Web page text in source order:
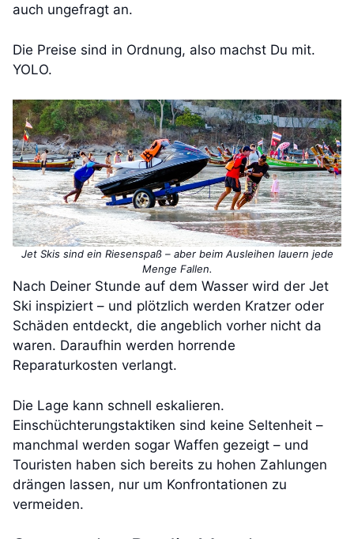
auch ungefragt an.
Die Preise sind in Ordnung, also machst Du mit.
YOLO.
Jet Skis sind ein Riesenspaß – aber beim Ausleihen lauern jede
Menge Fallen.
Nach Deiner Stunde auf dem Wasser wird der Jet
Ski inspiziert – und plötzlich werden Kratzer oder
Schäden entdeckt, die angeblich vorher nicht da
waren. Daraufhin werden horrende
Reparaturkosten verlangt.
Die Lage kann schnell eskalieren.
Einschüchterungstaktiken sind keine Seltenheit –
manchmal werden sogar Waffen gezeigt – und
Touristen haben sich bereits zu hohen Zahlungen
drängen lassen, nur um Konfrontationen zu
vermeiden.